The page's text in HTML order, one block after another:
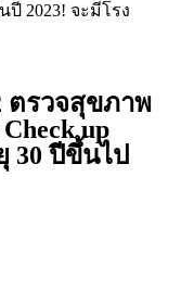
ปี 2023! จะมีโรง
ตรวจสุขภาพ
up
30 ปีขึ้นไป